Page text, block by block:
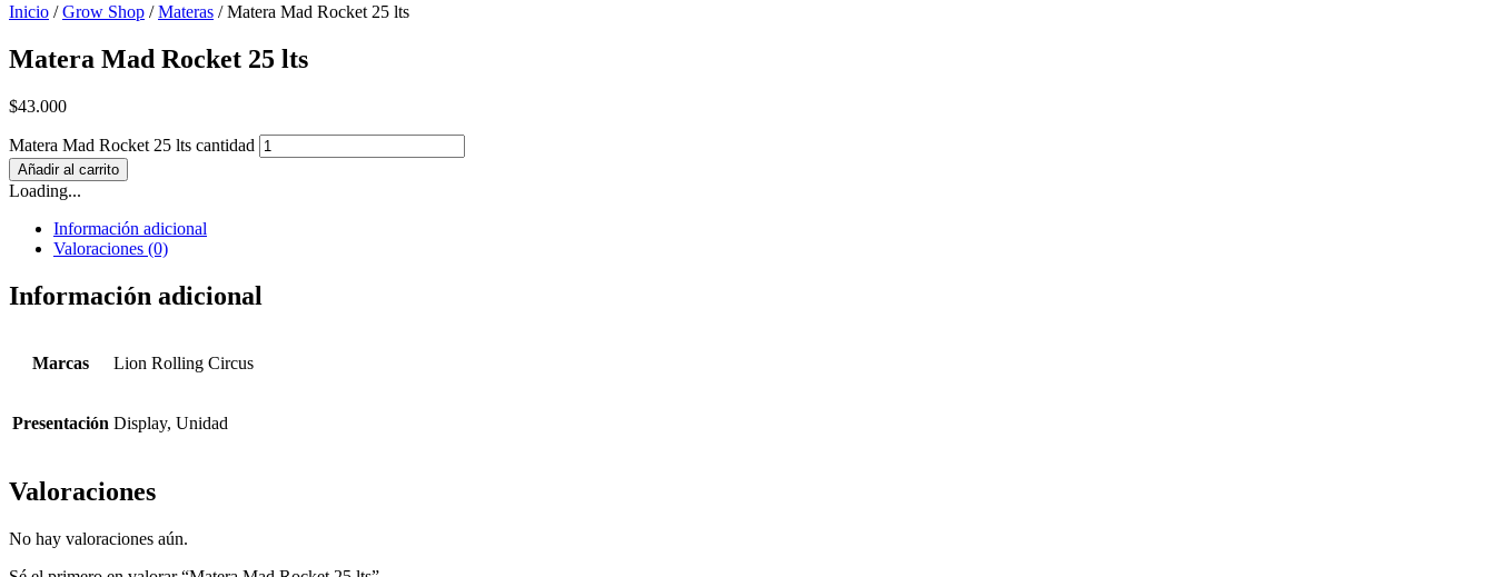
Inicio /Grow Shop /Materas / Matera Mad Rocket 25 lts
Matera Mad Rocket 25 lts
$43.000
Matera Mad Rocket 25 lts cantidad
Añadir al carrito
Loading...
Información adicional
Valoraciones (0)
Información adicional
Marcas Lion Rolling Circus
Presentación Display, Unidad
Valoraciones
No hay valoraciones aún.